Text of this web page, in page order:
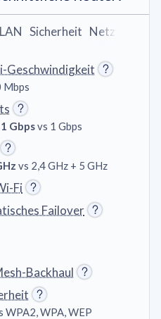
Geschwindigkeit
Mbps
Gbpsvs 1 Gbps
vs 2,4 GHz + 5 GHz
Fi
Failover
Backhaul
WPA2, WPA, WEP
Sicherheit Netzwerk